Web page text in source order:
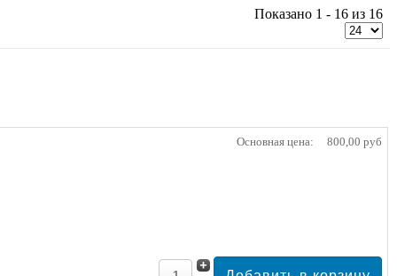
Показано 1 - 16 из 16
Основная цена: 800,00 руб